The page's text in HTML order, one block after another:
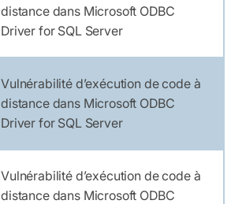
distance dans Microsoft ODBC
Driver for SQL Server
Vulnérabilité d’exécution de code à
distance dans Microsoft ODBC
Driver for SQL Server
Vulnérabilité d’exécution de code à
distance dans Microsoft ODBC